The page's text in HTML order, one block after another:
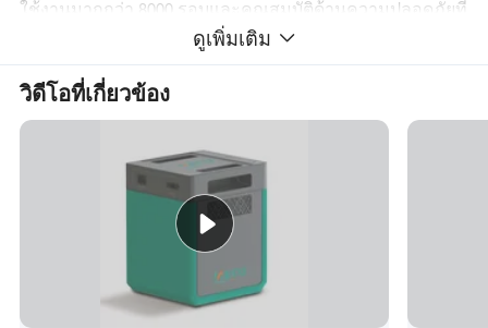
ใช้งานมากกว่า 8000 รอบและคุณสมบัติด้านความปลอดภัยที่
•ประสิทธิภาพการแปลงสูง Gallium Nitride GaN ให้
ประสิทธิภาพการทำงาน 92 เปอร์เซ็นต์
•โซลูชัน All-in-One อินเวอร์เตอร์ในตัว , แบตเตอรี่ , BMS และ
MPPT ช่วยให้จัดการพลังงานได้อย่างครอบคลุม
•แรงดันไฟเข้า AC ได้รับการอัปเกรดเป็น 90V เป็น 280V ทำให้
ผลิตภัณฑ์เหมาะสำหรับสภาพกำลังที่ท้าทาย
ดูเพิ่มเติม
วิดีโอที่เกี่ยวข้อง